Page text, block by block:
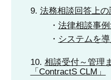
法務相談回答上
法律相談事
システムを
相談受付～管理
「ContractS CLM」